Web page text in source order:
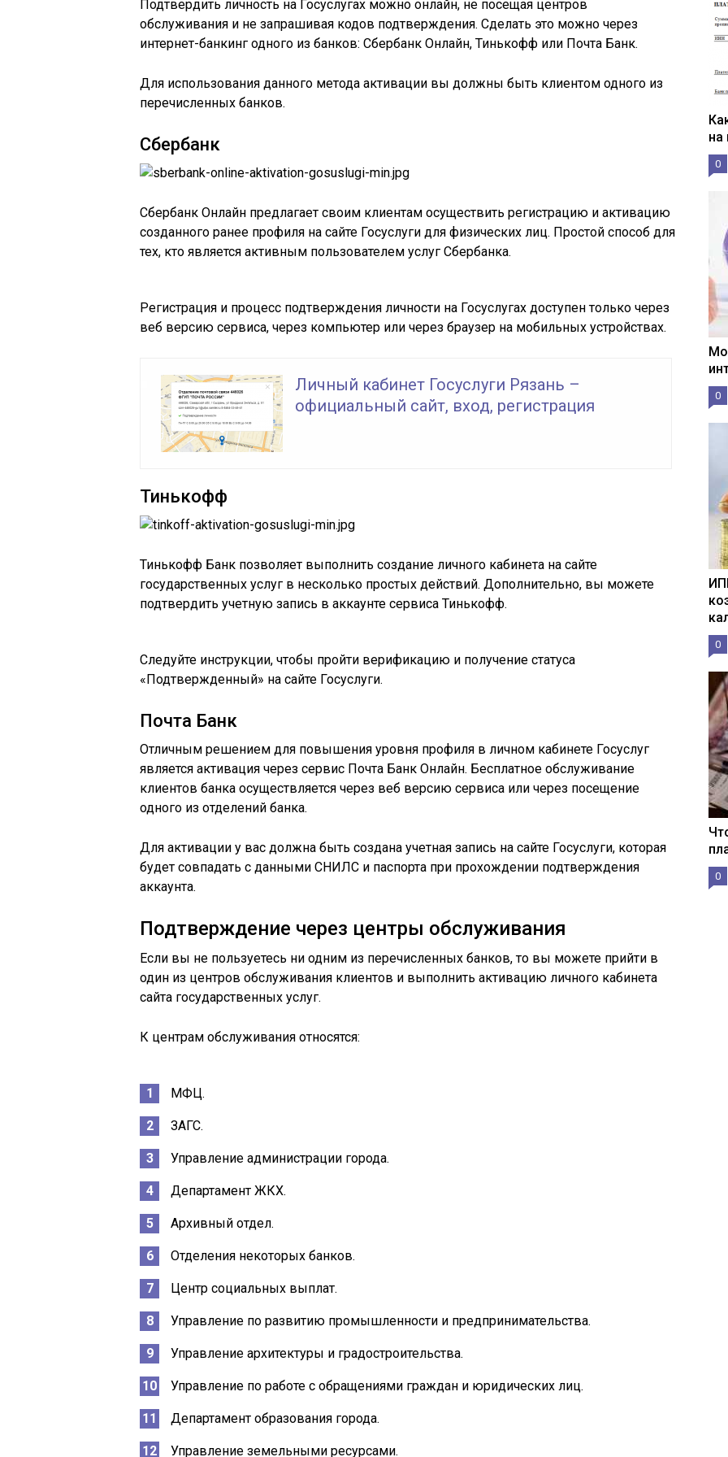
Подтвердить личность на Госуслугах можно онлайн, не посещая центров
обслуживания и не запрашивая кодов подтверждения. Сделать это можно через
интернет-банкинг одного из банков: Сбербанк Онлайн, Тинькофф или Почта Банк.
Для использования данного метода активации вы должны быть клиентом одного из
перечисленных банков.
Сбербанк
Сбербанк Онлайн предлагает своим клиентам осуществить регистрацию и активацию
созданного ранее профиля на сайте Госуслуги для физических лиц. Простой способ для
тех, кто является активным пользователем услуг Сбербанка.
Регистрация и процесс подтверждения личности на Госуслугах доступен только через
веб версию сервиса, через компьютер или через браузер на мобильных устройствах.
Личный кабинет Госуслуги Рязань –
официальный сайт, вход, регистрация
Тинькофф
Тинькофф Банк позволяет выполнить создание личного кабинета на сайте
государственных услуг в несколько простых действий. Дополнительно, вы можете
подтвердить учетную запись в аккаунте сервиса Тинькофф.
Следуйте инструкции, чтобы пройти верификацию и получение статуса
«Подтвержденный» на сайте Госуслуги.
Почта Банк
Отличным решением для повышения уровня профиля в личном кабинете Госуслуг
является активация через сервис Почта Банк Онлайн. Бесплатное обслуживание
клиентов банка осуществляется через веб версию сервиса или через посещение
одного из отделений банка.
Для активации у вас должна быть создана учетная запись на сайте Госуслуги, которая
будет совпадать с данными СНИЛС и паспорта при прохождении подтверждения
аккаунта.
Подтверждение через центры обслуживания
Если вы не пользуетесь ни одним из перечисленных банков, то вы можете прийти в
один из центров обслуживания клиентов и выполнить активацию личного кабинета
сайта государственных услуг.
К центрам обслуживания относятся:
МФЦ.
ЗАГС.
Управление администрации города.
Департамент ЖКХ.
Архивный отдел.
Отделения некоторых банков.
Центр социальных выплат.
Управление по развитию промышленности и предпринимательства.
Управление архитектуры и градостроительства.
Управление по работе с обращениями граждан и юридических лиц.
Департамент образования города.
Управление земельными ресурсами.
0
0
0
0